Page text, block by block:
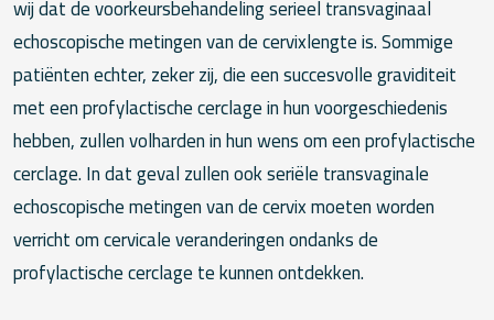
wij dat de voorkeursbehandeling serieel transvaginaal
echoscopische metingen van de cervixlengte is. Sommige
patiënten echter, zeker zij, die een succesvolle graviditeit
met een profylactische cerclage in hun voorgeschiedenis
hebben, zullen volharden in hun wens om een profylactische
cerclage. In dat geval zullen ook seriële transvaginale
echoscopische metingen van de cervix moeten worden
verricht om cervicale veranderingen ondanks de
profylactische cerclage te kunnen ontdekken.